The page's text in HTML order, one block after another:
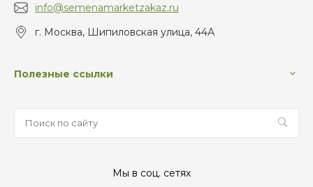
info@semenamarketzakaz.ru
г. Москва, Шипиловская улица, 44А
Полезные ссылки
Мы в соц. сетях